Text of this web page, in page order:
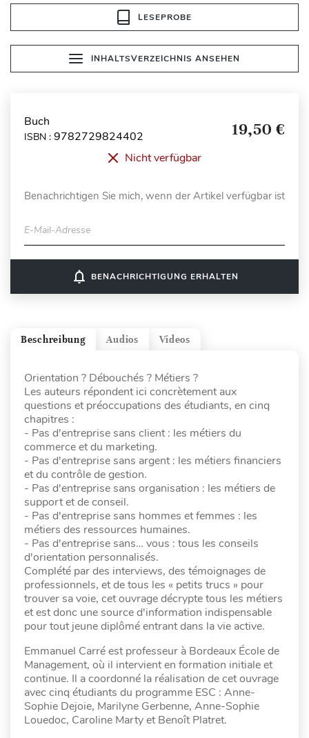
LESEPROBE
INHALTSVERZEICHNIS ANSEHEN
Buch
ISBN : 9782729824402 19,50 €
Nicht verfügbar
Benachrichtigen Sie mich, wenn der Artikel verfügbar ist
E-Mail-Adresse
notifications_none BENACHRICHTIGUNG ERHALTEN
Videos
Audios
Beschreibung
Orientation ? Débouchés ? Métiers ?
Les auteurs répondent ici concrètement aux
questions et préoccupations des étudiants, en cinq
chapitres :
- Pas d'entreprise sans client : les métiers du
commerce et du marketing.
- Pas d'entreprise sans argent : les métiers financiers
et du contrôle de gestion.
- Pas d'entreprise sans organisation : les métiers de
support et de conseil.
- Pas d'entreprise sans hommes et femmes : les
métiers des ressources humaines.
- Pas d'entreprise sans… vous : tous les conseils
d'orientation personnalisés.
Complété par des interviews, des témoignages de
professionnels, et de tous les « petits trucs » pour
trouver sa voie, cet ouvrage décrypte tous les métiers
et est donc une source d'information indispensable
pour tout jeune diplômé entrant dans la vie active.
Emmanuel Carré est professeur à Bordeaux École de
Management, où il intervient en formation initiale et
continue. Il a coordonné la réalisation de cet ouvrage
avec cinq étudiants du programme ESC : Anne-
Sophie Dejoie, Marilyne Gerbenne, Anne-Sophie
Louedoc, Caroline Marty et Benoît Platret.